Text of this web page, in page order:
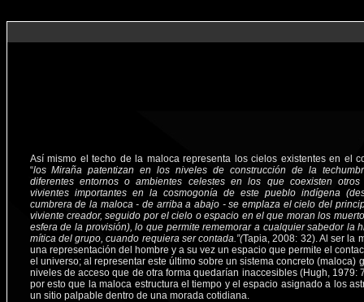
Así mismo el techo de la maloca representa los cielos existentes en el
“los Miraña patentizan en los niveles de construcción de la
diferentes entornos o ambientes celestes en los que coexisten otros
vivientes importantes en la cosmogonía de este pueblo indígena
cumbrera de la maloca - de arriba a abajo - se emplaza el cielo del
viviente creador, seguido por el cielo o espacio en el que moran los
esfera de la provisión), lo que permite rememorar a cualquier sabedor la
mítica del grupo, cuando requiera ser contada.”(Tapia, 2008: 32). Al ser la
una representación del hombre y a su vez un espacio que permite el
el universo; al representar este último sobre un sistema concreto (maloca)
niveles de acceso que de otra forma quedarían inaccesibles (Hugh, 1979:
por esto que la maloca estructura el tiempo y el espacio asignado a los
un sitio palpable dentro de una morada cotidiana.